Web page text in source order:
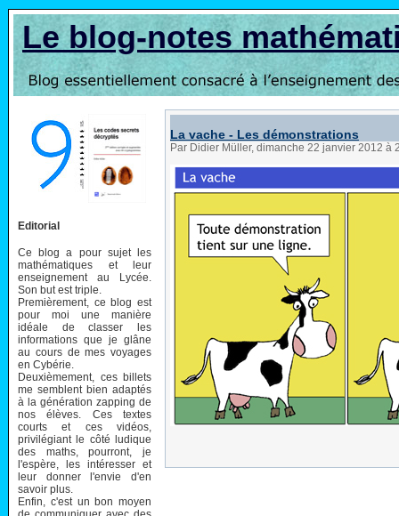
Le blog-notes
Editorial
Ce blog a pour sujet les
mathématiques et leur
enseignement au Lycée.
Son but est triple.
Premièrement, ce blog est
pour moi une manière
idéale de classer les
informations que je glâne
au cours de mes voyages
en Cybérie.
Deuxièmement, ces billets
me semblent bien adaptés
à la génération zapping de
nos élèves. Ces textes
courts et ces vidéos,
privilégiant le côté ludique
des maths, pourront, je
l'espère, les intéresser et
leur donner l'envie d'en
savoir plus.
Enfin, c'est un bon moyen
La vache - Les démonstrations
Par Didier Müller, dimanche 22 janvier 2012 à